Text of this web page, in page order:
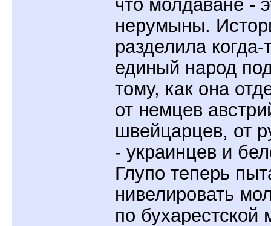
что молдаване -
нерумыны.
разделила когда-
единый народ
тому, как она
от немцев
швейцарцев, от
- украинцев и
Глупо теперь
нивелировать
по бухарестской